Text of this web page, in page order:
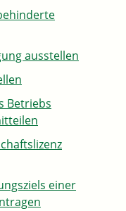
ausstellen
Betriebs
einer